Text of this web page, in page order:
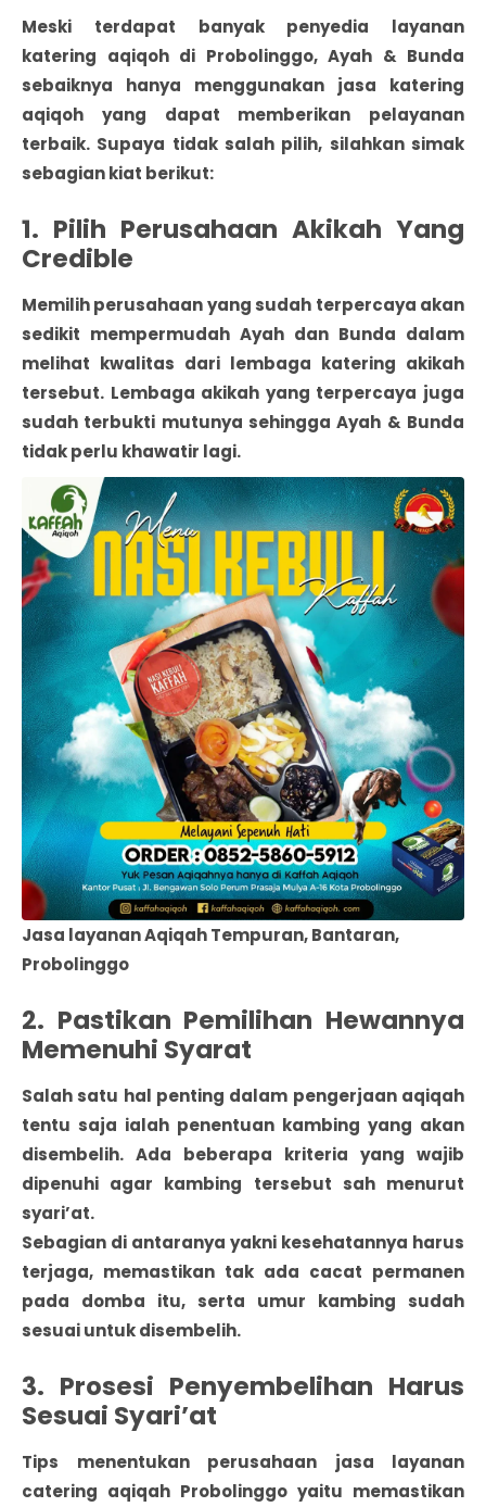
Meski terdapat banyak penyedia layanan
katering aqiqoh di Probolinggo, Ayah & Bunda
sebaiknya hanya menggunakan jasa katering
aqiqoh yang dapat memberikan pelayanan
terbaik. Supaya tidak salah pilih, silahkan simak
sebagian kiat berikut:
1. Pilih Perusahaan Akikah Yang
Credible
Memilih perusahaan yang sudah terpercaya akan
sedikit mempermudah Ayah dan Bunda dalam
melihat kwalitas dari lembaga katering akikah
tersebut. Lembaga akikah yang terpercaya juga
sudah terbukti mutunya sehingga Ayah & Bunda
tidak perlu khawatir lagi.
Jasa layanan Aqiqah Tempuran, Bantaran,
Probolinggo
2. Pastikan Pemilihan Hewannya
Memenuhi Syarat
Salah satu hal penting dalam pengerjaan aqiqah
tentu saja ialah penentuan kambing yang akan
disembelih. Ada beberapa kriteria yang wajib
dipenuhi agar kambing tersebut sah menurut
syari’at.
Sebagian di antaranya yakni kesehatannya harus
terjaga, memastikan tak ada cacat permanen
pada domba itu, serta umur kambing sudah
sesuai untuk disembelih.
3. Prosesi Penyembelihan Harus
Sesuai Syari’at
Tips menentukan perusahaan jasa layanan
catering aqiqah Probolinggo yaitu memastikan